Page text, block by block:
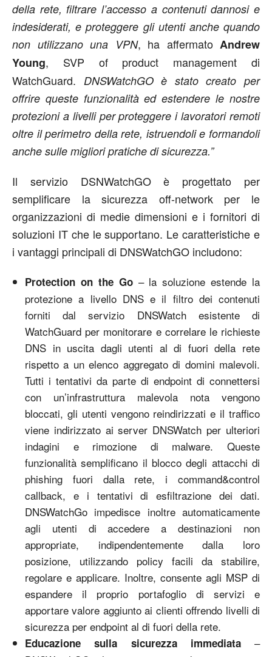
della rete, filtrare l’accesso a contenuti dannosi e
indesiderati, e proteggere gli utenti anche quando
non utilizzano una VPN, ha affermato Andrew
Young, SVP of product management di
WatchGuard. DNSWatchGO è stato creato per
offrire queste funzionalità ed estendere le nostre
protezioni a livelli per proteggere i lavoratori remoti
oltre il perimetro della rete, istruendoli e formandoli
anche sulle migliori pratiche di sicurezza.”
Il servizio DSNWatchGO è progettato per
semplificare la sicurezza off-network per le
organizzazioni di medie dimensioni e i fornitori di
soluzioni IT che le supportano. Le caratteristiche e
i vantaggi principali di DNSWatchGO includono:
Protection on the Go– la soluzione estende la
protezione a livello DNS e il filtro dei contenuti
forniti dal servizio DNSWatch esistente di
WatchGuard per monitorare e correlare le richieste
DNS in uscita dagli utenti al di fuori della rete
rispetto a un elenco aggregato di domini malevoli.
Tutti i tentativi da parte di endpoint di connettersi
con un’infrastruttura malevola nota vengono
bloccati, gli utenti vengono reindirizzati e il traffico
viene indirizzato ai server DNSWatch per ulteriori
indagini e rimozione di malware. Queste
funzionalità semplificano il blocco degli attacchi di
phishing fuori dalla rete, i command&control
callback, e i tentativi di esfiltrazione dei dati.
DNSWatchGo impedisce inoltre automaticamente
agli utenti di accedere a destinazioni non
appropriate, indipendentemente dalla loro
posizione, utilizzando policy facili da stabilire,
regolare e applicare. Inoltre, consente agli MSP di
espandere il proprio portafoglio di servizi e
apportare valore aggiunto ai clienti offrendo livelli di
sicurezza per endpoint al di fuori della rete.
Educazione sulla sicurezza immediata–